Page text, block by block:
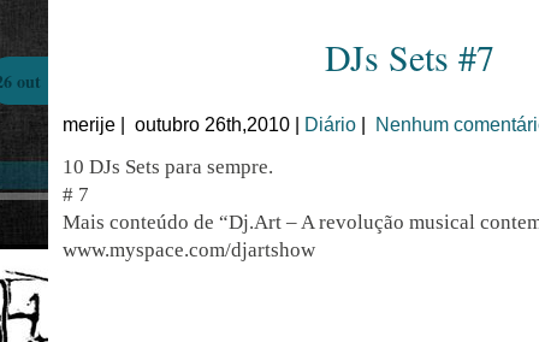
DJs Sets #7
out
merije | outubro 26th,2010 | Diário Nenhum
10 DJs Sets para sempre.
# 7
Mais conteúdo de “Dj.Art – A revolução musical
www.myspace.com/djartshow